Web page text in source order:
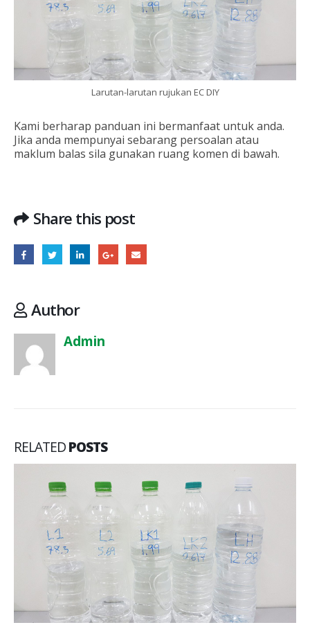
Larutan-larutan rujukan EC DIY
Kami berharap panduan ini bermanfaat untuk anda.
Jika anda mempunyai sebarang persoalan atau
maklum balas sila gunakan ruang komen di bawah.
Share this post
Author
Admin
RELATEDPOSTS